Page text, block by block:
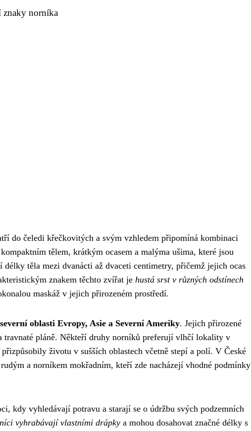
znaky norníka
do čeledi křečkovitých a svým vzhledem připomíná kombinaci
tělem, krátkým ocasem a malýma ušima, které jsou
těla mezi dvanácti až dvaceti centimetry, přičemž jejich ocas
znakem těchto zvířat je hustá srst v různých odstínech
maskáž v jejich přirozeném prostředí.
severní oblasti Evropy, Asie a Severní Ameriky. Jejich přirozené
travnaté pláně. Někteří druhy norníků preferují vlhčí lokality v
životu v sušších oblastech včetně stepí a polí. V České
a norníkem mokřadním, kteří zde nacházejí vhodné podmínky
kdy vyhledávají potravu a starají se o údržbu svých podzemních
vyhrabávají vlastními drápky a mohou dosahovat značné délky s